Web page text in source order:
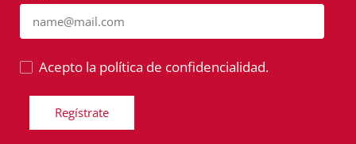
name@mail.com
Acepto la política de confidencialidad.
Regístrate